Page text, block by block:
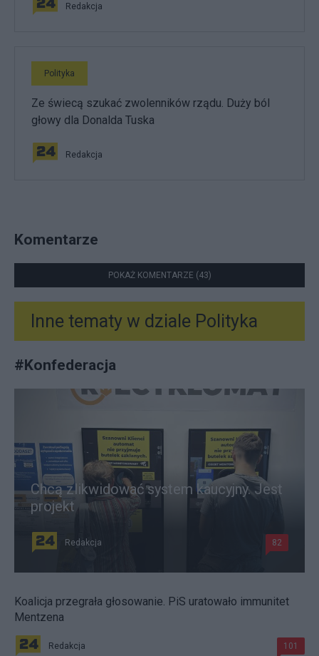
Redakcja
Polityka
Ze świecą szukać zwolenników rządu. Duży ból
głowy dla Donalda Tuska
Redakcja
Komentarze
POKAŻ KOMENTARZE (43)
Inne tematy w dziale Polityka
#Konfederacja
Chcą zlikwidować system kaucyjny. Jest
projekt
Redakcja 82
Koalicja przegrała głosowanie. PiS uratowało immunitet
Mentzena
Redakcja 101